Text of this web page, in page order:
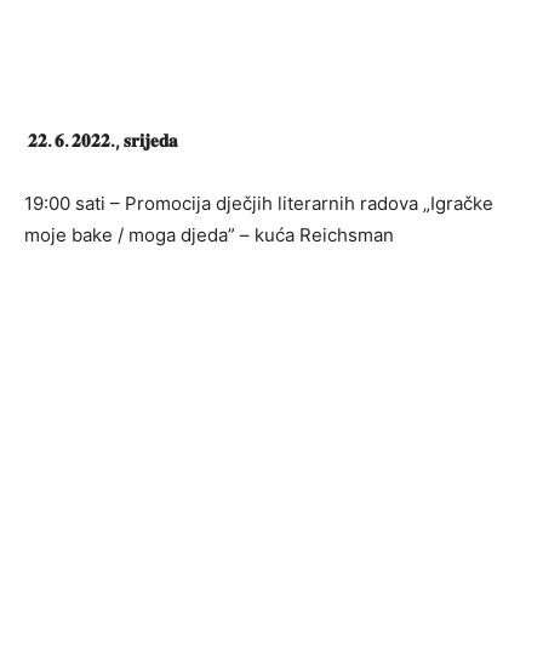
𝟐𝟐. 𝟔. 𝟐𝟎𝟐𝟐., 𝐬𝐫𝐢𝐣𝐞𝐝𝐚
19:00 sati – Promocija dječjih literarnih radova „Igračke
moje bake / moga djeda” – kuća Reichsman